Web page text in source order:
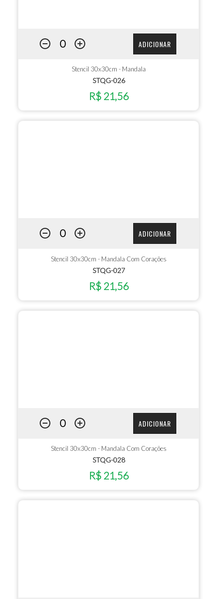
ADICIONAR
Stencil 30x30cm - Mandala
STQG-026
R$ 21,56
ADICIONAR
Stencil 30x30cm - Mandala Com Corações
STQG-027
R$ 21,56
ADICIONAR
Stencil 30x30cm - Mandala Com Corações
STQG-028
R$ 21,56